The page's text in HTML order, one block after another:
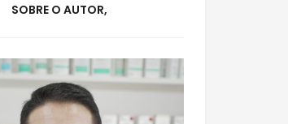
SOBRE O AUTOR,